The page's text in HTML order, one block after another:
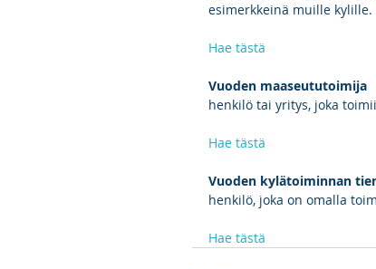
esimerkkeinä muille kylille.
Hae tästä
Vuoden maaseututoimija
henkilö tai yritys, joka
Hae tästä
Vuoden kylätoiminnan
henkilö, joka on omalla
Hae tästä